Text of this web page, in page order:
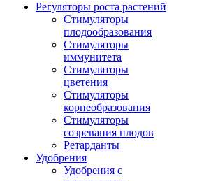
Регуляторы роста растений
Стимуляторы
плодообразования
Стимуляторы
иммунитета
Стимуляторы
цветения
Стимуляторы
корнеобразования
Стимуляторы
созревания плодов
Ретарданты
Удобрения
Удобрения с